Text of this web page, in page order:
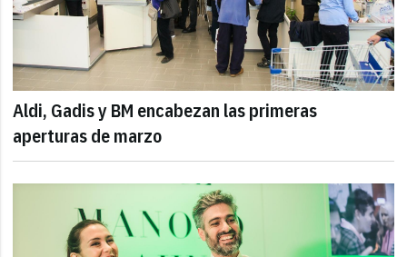
Aldi, Gadis y BM encabezan las primeras
aperturas de marzo